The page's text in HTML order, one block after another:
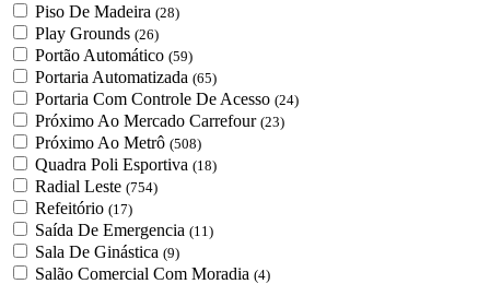
Piso De Madeira (28)
Play Grounds (26)
Portão Automático (59)
Portaria Automatizada (65)
Portaria Com Controle De Acesso (24)
Próximo Ao Mercado Carrefour (23)
Próximo Ao Metrô (508)
Quadra Poli Esportiva (18)
Radial Leste (754)
Refeitório (17)
Saída De Emergencia (11)
Sala De Ginástica (9)
Salão Comercial Com Moradia (4)